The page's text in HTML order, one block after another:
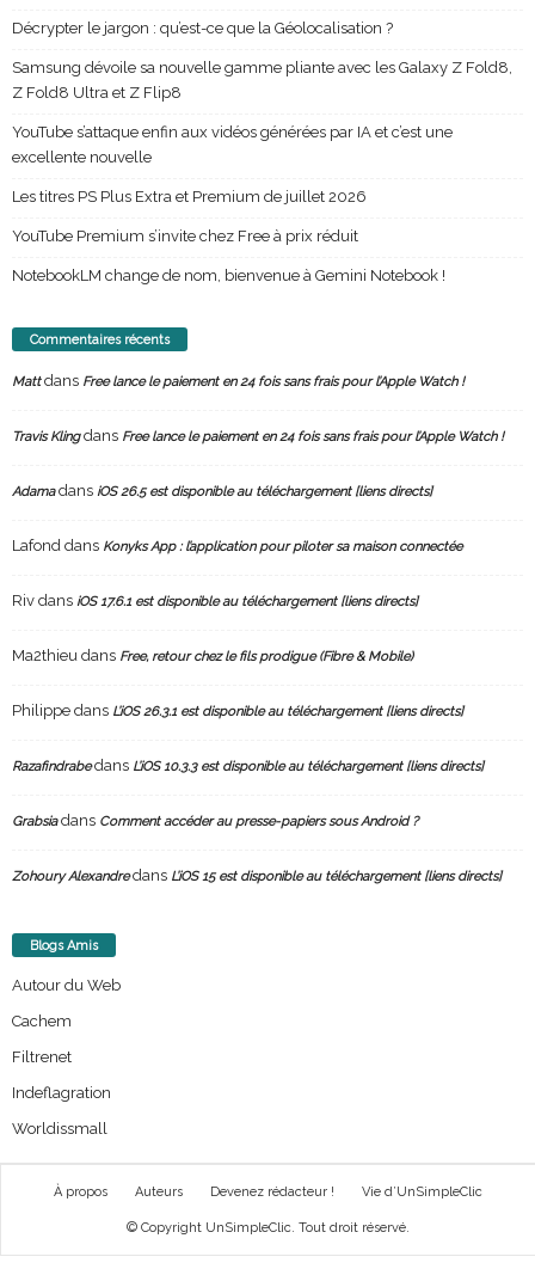
Décrypter le jargon : qu’est-ce que la Géolocalisation ?
Samsung dévoile sa nouvelle gamme pliante avec les Galaxy Z Fold8,
Z Fold8 Ultra et Z Flip8
YouTube s’attaque enfin aux vidéos générées par IA et c’est une
excellente nouvelle
Les titres PS Plus Extra et Premium de juillet 2026
YouTube Premium s’invite chez Free à prix réduit
NotebookLM change de nom, bienvenue à Gemini Notebook !
Commentaires récents
Mattdans Free lance le paiement en 24 fois sans frais pour l’Apple Watch !
Travis Klingdans Free lance le paiement en 24 fois sans frais pour l’Apple Watch !
Adamadans iOS 26.5 est disponible au téléchargement [liens directs]
Lafond dans Konyks App : l’application pour piloter sa maison connectée
Riv dans iOS 17.6.1 est disponible au téléchargement [liens directs]
Ma2thieu dans Free, retour chez le fils prodigue (Fibre & Mobile)
Philippe dans L’iOS 26.3.1 est disponible au téléchargement [liens directs]
Razafindrabedans L’iOS 10.3.3 est disponible au téléchargement [liens directs]
Grabsiadans Comment accéder au presse-papiers sous Android ?
Zohoury Alexandredans L’iOS 15 est disponible au téléchargement [liens directs]
Blogs Amis
Autour du Web
Cachem
Filtrenet
Indeflagration
Worldissmall
À propos Auteurs Devenez rédacteur ! Vie d’UnSimpleClic
© Copyright UnSimpleClic. Tout droit réservé.